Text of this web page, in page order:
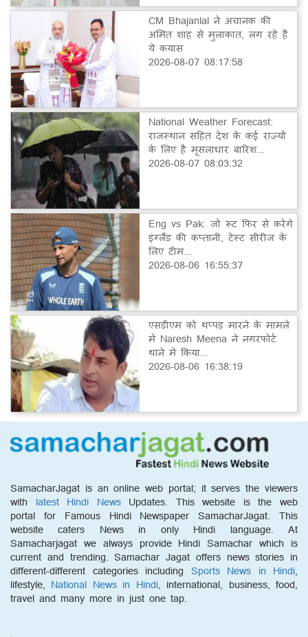
CM Bhajanlal ने अचानक की
अमित शाह से मुलाकात, लग रहे हैं
ये कयास
2026-08-07 08:17:58
National Weather Forecast:
राजस्थान सहित देश के कई राज्यों
के लिए है मूसलाधार बारिश...
2026-08-07 08:03:32
Eng vs Pak: जो रूट फिर से करेंगे
इंग्लैंड की कप्तानी, टेस्ट सीरीज के
लिए टीम...
2026-08-06 16:55:37
एसडीएम को थप्पड़ मारने के मामले
में Naresh Meena ने नगरफोर्ट
थाने में किया...
2026-08-06 16:38:19
SamacharJagat is an online web portal; it serves the viewers
with latest Hindi NewsUpdates. This website is the web
portal for Famous Hindi Newspaper SamacharJagat. This
website caters News in only Hindi language. At
Samacharjagat we always provide Hindi Samachar which is
current and trending. Samachar Jagat offers news stories in
different-different categories including Sports News in Hindi,
lifestyle, National News in Hindi, international, business, food,
travel and many more in just one tap.